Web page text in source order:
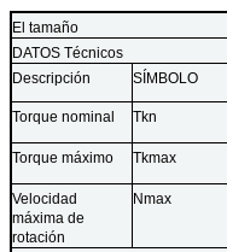
El tamaño
DATOS Técnicos
Descripción
SÍMBOLO
Torque nominal Tkn
Torque máximo Tkmax
Velocidad
máxima de
rotación
Nmax